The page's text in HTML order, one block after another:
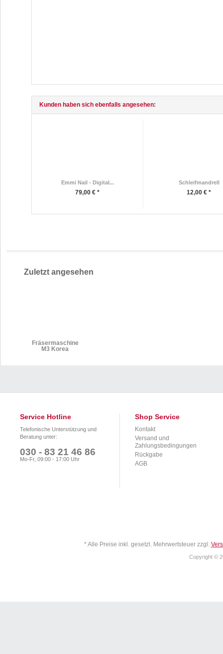
Kunden haben sich ebenfalls angesehen:
Emmi Nail - Digital...
79,00 € *
Schleifmandrell
12,00 € *
Zuletzt angesehen
Fräsermaschine
M3 Korea
Service Hotline
Telefonische Unterstützung und
Beratung unter:
030 - 83 21 46 86
Mo-Fr, 09:00 - 17:00 Uhr
Shop Service
Kontakt
Versand und
Zahlungsbedingungen
Rückgabe
AGB
* Alle Preise inkl. gesetzl. Mehrwertsteuer zzgl.
Copyright ©